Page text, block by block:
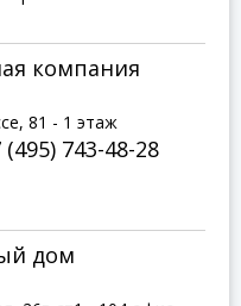
компания
81 - 1 этаж
743-48-28
дом